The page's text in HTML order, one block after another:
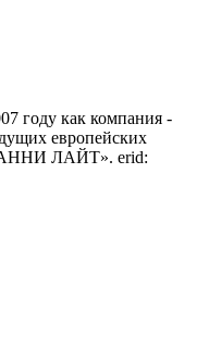
году как компания -
европейских
ЛАЙТ». erid: